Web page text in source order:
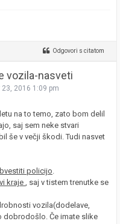
Odgovori s citatom
vozila-nasveti
23, 2016 1:09 pm
na to temo, zato bom delil
saj sem neke stvari
še v večji škodi. Tudi nasvet
policijo.
kraje, saj v tistem trenutke se
vozila(dodelave,
dobrodošlo. Če imate slike